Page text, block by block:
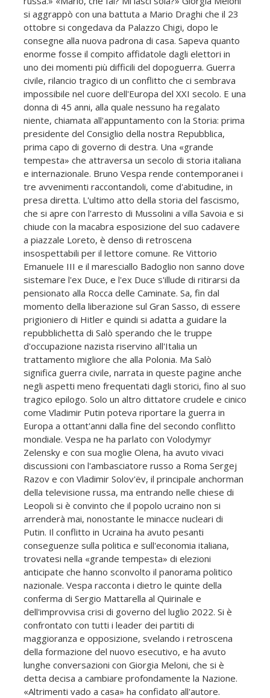
si aggrappò con una battuta a Mario Draghi che il 23
ottobre si congedava da Palazzo Chigi, dopo le
consegne alla nuova padrona di casa. Sapeva quanto
enorme fosse il compito affidatole dagli elettori in
uno dei momenti più difficili del dopoguerra. Guerra
civile, rilancio tragico di un conflitto che ci sembrava
impossibile nel cuore dell'Europa del XXI secolo. E una
donna di 45 anni, alla quale nessuno ha regalato
niente, chiamata all'appuntamento con la Storia: prima
presidente del Consiglio della nostra Repubblica,
prima capo di governo di destra. Una «grande
tempesta» che attraversa un secolo di storia italiana
e internazionale. Bruno Vespa rende contemporanei i
tre avvenimenti raccontandoli, come d'abitudine, in
presa diretta. L'ultimo atto della storia del fascismo,
che si apre con l'arresto di Mussolini a villa Savoia e si
chiude con la macabra esposizione del suo cadavere
a piazzale Loreto, è denso di retroscena
insospettabili per il lettore comune. Re Vittorio
Emanuele III e il maresciallo Badoglio non sanno dove
sistemare l'ex Duce, e l'ex Duce s'illude di ritirarsi da
pensionato alla Rocca delle Caminate. Sa, fin dal
momento della liberazione sul Gran Sasso, di essere
prigioniero di Hitler e quindi si adatta a guidare la
repubblichetta di Salò sperando che le truppe
d'occupazione nazista riservino all'Italia un
trattamento migliore che alla Polonia. Ma Salò
significa guerra civile, narrata in queste pagine anche
negli aspetti meno frequentati dagli storici, fino al suo
tragico epilogo. Solo un altro dittatore crudele e cinico
come Vladimir Putin poteva riportare la guerra in
Europa a ottant'anni dalla fine del secondo conflitto
mondiale. Vespa ne ha parlato con Volodymyr
Zelensky e con sua moglie Olena, ha avuto vivaci
discussioni con l'ambasciatore russo a Roma Sergej
Razov e con Vladimir Solov'ëv, il principale anchorman
della televisione russa, ma entrando nelle chiese di
Leopoli si è convinto che il popolo ucraino non si
arrenderà mai, nonostante le minacce nucleari di
Putin. Il conflitto in Ucraina ha avuto pesanti
conseguenze sulla politica e sull'economia italiana,
trovatesi nella «grande tempesta» di elezioni
anticipate che hanno sconvolto il panorama politico
nazionale. Vespa racconta i dietro le quinte della
conferma di Sergio Mattarella al Quirinale e
dell'improvvisa crisi di governo del luglio 2022. Si è
confrontato con tutti i leader dei partiti di
maggioranza e opposizione, svelando i retroscena
della formazione del nuovo esecutivo, e ha avuto
lunghe conversazioni con Giorgia Meloni, che si è
detta decisa a cambiare profondamente la Nazione.
«Altrimenti vado a casa» ha confidato all'autore.